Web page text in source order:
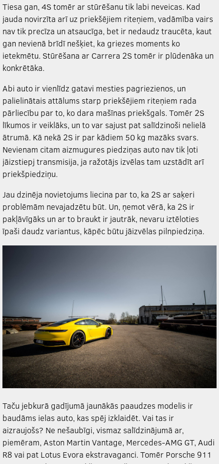
Tiesa gan, 4S tomēr ar stūrēšanu tik labi neveicas. Kad
jauda novirzīta arī uz priekšējiem riteņiem, vadāmība vairs
nav tik precīza un atsaucīga, bet ir nedaudz traucēta, kaut
gan nevienā brīdī nešķiet, ka griezes moments ko
ietekmētu. Stūrēšana ar Carrera 2S tomēr ir plūdenāka un
konkrētāka.
Abi auto ir vienlīdz gatavi mesties pagriezienos, un
palielinātais attālums starp priekšējiem riteņiem rada
pārliecību par to, ko dara mašīnas priekšgals. Tomēr 2S
līkumos ir veiklāks, un to var sajust pat salīdzinoši nelielā
ātrumā. Kā nekā 2S ir par kādiem 50 kg mazāks svars.
Nevienam citam aizmugures piedziņas auto nav tik ļoti
jāizstiepj transmisija, ja ražotājs izvēlas tam uzstādīt arī
priekšpiedziņu.
Jau dzinēja novietojums liecina par to, ka 2S ar saķeri
problēmām nevajadzētu būt. Un, ņemot vērā, ka 2S ir
pakļāvīgāks un ar to braukt ir jautrāk, nevaru iztēloties
īpaši daudz variantus, kāpēc būtu jāizvēlas pilnpiedziņa.
Taču jebkurā gadījumā jaunākās paaudzes modelis ir
baudāms ielas auto, kas spēj izklaidēt. Vai tas ir
aizraujošs? Ne nešaubīgi, vismaz salīdzinājumā ar,
piemēram, Aston Martin Vantage, Mercedes-AMG GT, Audi
R8 vai pat Lotus Evora ekstravaganci. Tomēr Porsche 911